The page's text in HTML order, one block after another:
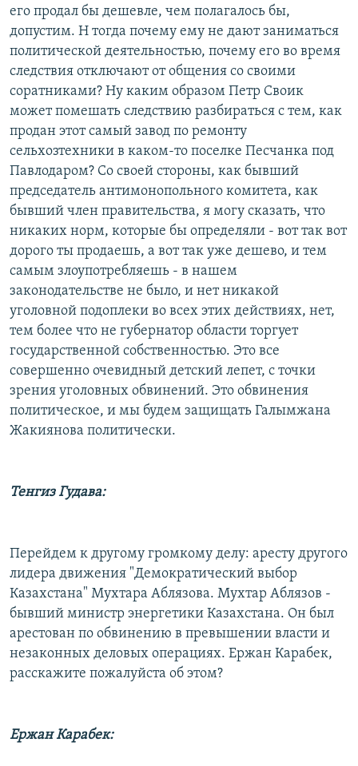
его продал бы дешевле, чем полагалось бы,
допустим. Н тогда почему ему не дают заниматься
политической деятельностью, почему его во время
следствия отключают от общения со своими
соратниками? Ну каким образом Петр Своик
может помешать следствию разбираться с тем, как
продан этот самый завод по ремонту
сельхозтехники в каком-то поселке Песчанка под
Павлодаром? Со своей стороны, как бывший
председатель антимонопольного комитета, как
бывший член правительства, я могу сказать, что
никаких норм, которые бы определяли - вот так вот
дорого ты продаешь, а вот так уже дешево, и тем
самым злоупотребляешь - в нашем
законодательстве не было, и нет никакой
уголовной подоплеки во всех этих действиях, нет,
тем более что не губернатор области торгует
государственной собственностью. Это все
совершенно очевидный детский лепет, с точки
зрения уголовных обвинений. Это обвинения
политическое, и мы будем защищать Галымжана
Жакиянова политически.
Тенгиз Гудава:
Перейдем к другому громкому делу: аресту другого
лидера движения "Демократический выбор
Казахстана" Мухтара Аблязова. Мухтар Аблязов -
бывший министр энергетики Казахстана. Он был
арестован по обвинению в превышении власти и
незаконных деловых операциях. Ержан Карабек,
расскажите пожалуйста об этом?
Ержан Карабек: